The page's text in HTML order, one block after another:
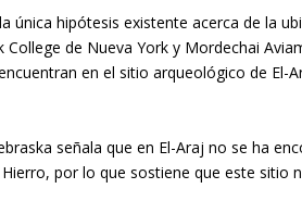
única hipótesis existente acerca de la
de Nueva York y Mordechai
en el sitio arqueológico de El-
señala que en El-Araj no se ha
por lo que sostiene que este sitio